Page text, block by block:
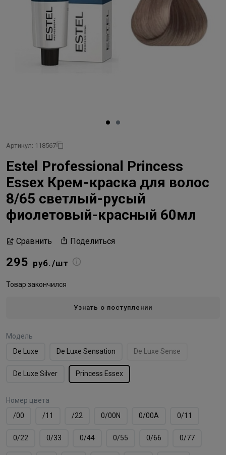
Артикул: 118567
Estel Professional Princess
Essex Крем-краска для волос
8/65 светлый-русый
фиолетовый-красный 60мл
Сравнить Поделиться
295 руб./шт
Товар закончился
Узнать о поступлении
Модель
De Luxe
De Luxe Sensation De Luxe Sense
De Luxe Silver Princess Essex
Номер цвета
/00
/11 /22 0/00N 0/00А 0/11
0/22 0/33 0/44 0/55 0/66 0/77